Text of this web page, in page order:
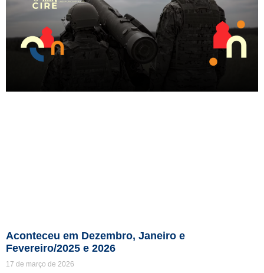
Aconteceu em Dezembro, Janeiro e
Fevereiro/2025 e 2026
17 de março de 2026